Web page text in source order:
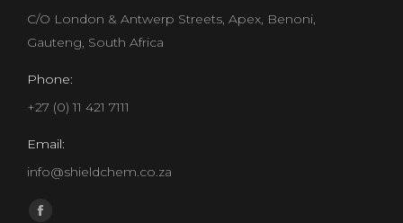
C/O London & Antwerp Streets, Apex, Benoni,
Gauteng, South Africa
Phone:
+27 (0) 11 421 7111
Email:
info@shieldchem.co.za
Find us on: